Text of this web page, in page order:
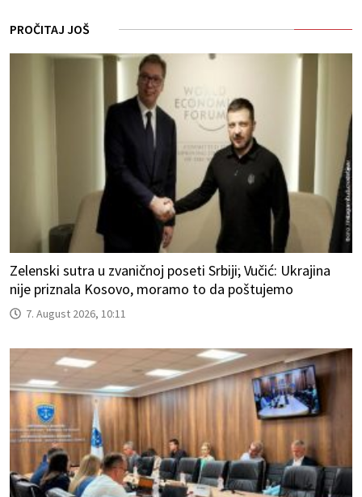
PROČITAJ JOŠ
Zelenski sutra u zvaničnoj poseti Srbiji; Vučić: Ukrajina
nije priznala Kosovo, moramo to da poštujemo
7. August 2026, 10:11